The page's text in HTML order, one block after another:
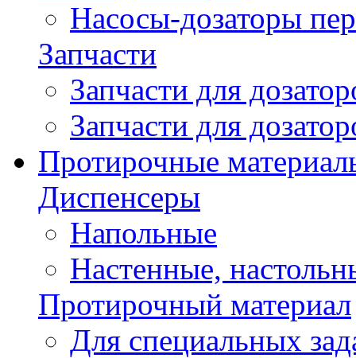
Насосы-дозаторы
Запчасти
Запчасти для
Запчасти для
Протирочные
Диспенсеры
Напольные
Настенные,
Протирочный материал
Для специальных